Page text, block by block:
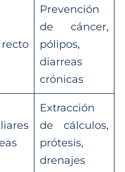
recto
Prevención
de cáncer,
pólipos,
diarreas
crónicas
Extracción
de cálculos,
prótesis,
drenajes